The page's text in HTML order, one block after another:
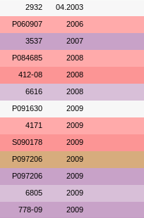
2932 04.2003
P060907 2006
3537 2007
P084685 2008
412-08 2008
6616 2008
P091630 2009
4171 2009
S090178 2009
P097206 2009
P097206 2009
6805 2009
778-09 2009